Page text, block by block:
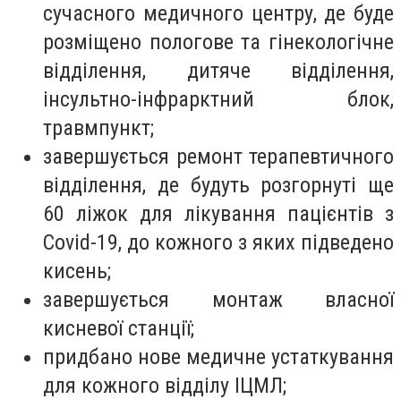
сучасного медичного центру, де буде
розміщено пологове та гінекологічне
відділення, дитяче відділення,
інсультно-інфрарктний блок,
травмпункт;
завершується ремонт терапевтичного
відділення, де будуть розгорнуті ще
60 ліжок для лікування пацієнтів з
Covid-19, до кожного з яких підведено
кисень;
завершується монтаж власної
кисневої станції;
придбано нове медичне устаткування
для кожного відділу ІЦМЛ;